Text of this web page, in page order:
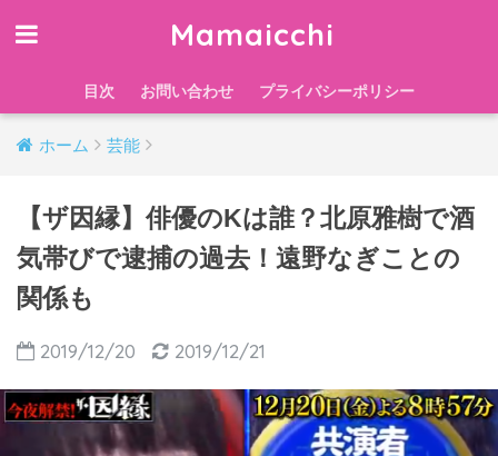
Mamaicchi
目次 お問い合わせ プライバシーポリシー
ホーム 芸能
【ザ因縁】俳優のKは誰？北原雅樹で酒
気帯びで逮捕の過去！遠野なぎことの
関係も
2019/12/20 2019/12/21